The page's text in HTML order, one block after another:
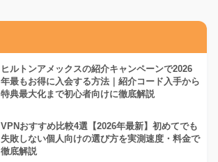
ヒルトンアメックスの紹介キャンペーンで2026
年最もお得に入会する方法｜紹介コード入手から
特典最大化まで初心者向けに徹底解説
VPNおすすめ比較4選【2026年最新】初めてでも
失敗しない個人向けの選び方を実測速度・料金で
徹底解説